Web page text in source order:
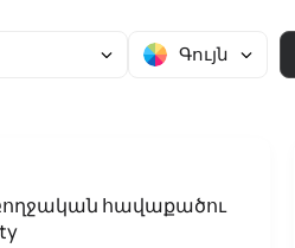
Գույն
հավաքածու